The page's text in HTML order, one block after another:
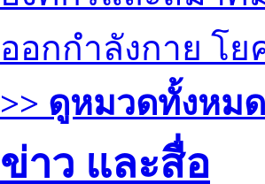
ออกกำลังกาย โย
>> ดูหมวดทั้งหมด
ข่าว และสื่อ